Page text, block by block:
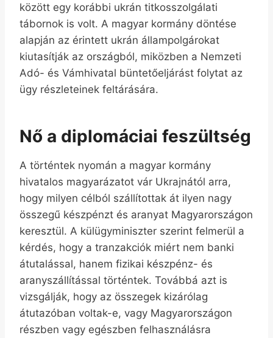
között egy korábbi ukrán titkosszolgálati
tábornok is volt. A magyar kormány döntése
alapján az érintett ukrán állampolgárokat
kiutasítják az országból, miközben a Nemzeti
Adó- és Vámhivatal büntetőeljárást folytat az
ügy részleteinek feltárására.
Nő a diplomáciai feszültség
A történtek nyomán a magyar kormány
hivatalos magyarázatot vár Ukrajnától arra,
hogy milyen célból szállítottak át ilyen nagy
összegű készpénzt és aranyat Magyarországon
keresztül. A külügyminiszter szerint felmerül a
kérdés, hogy a tranzakciók miért nem banki
átutalással, hanem fizikai készpénz- és
aranyszállítással történtek. Továbbá azt is
vizsgálják, hogy az összegek kizárólag
átutazóban voltak-e, vagy Magyarországon
részben vagy egészben felhasználásra